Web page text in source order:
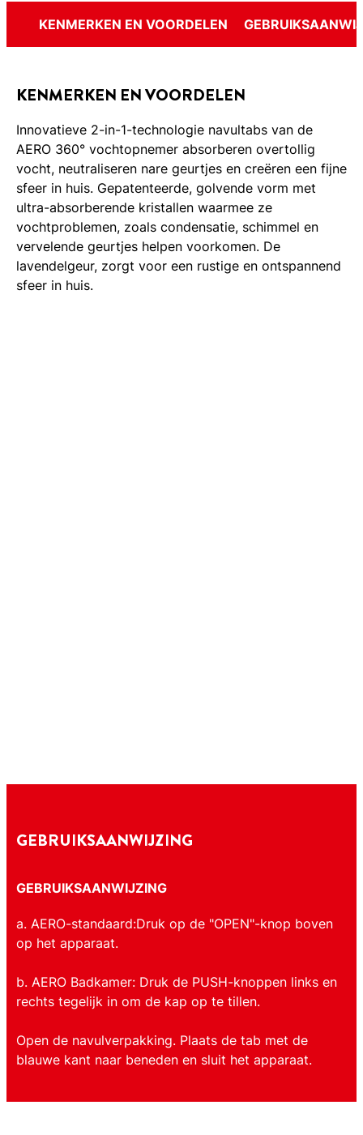
KENMERKEN EN VOORDELEN
KENMERKEN EN VOORDELEN
Innovatieve 2-in-1-technologie navultabs van de
AERO 360° vochtopnemer absorberen overtollig
vocht, neutraliseren nare geurtjes en creëren een fijne
sfeer in huis. Gepatenteerde, golvende vorm met
ultra-absorberende kristallen waarmee ze
vochtproblemen, zoals condensatie, schimmel en
vervelende geurtjes helpen voorkomen. De
lavendelgeur, zorgt voor een rustige en ontspannend
sfeer in huis.
GEBRUIKSAANWIJZING
GEBRUIKSAANWIJZING
a. AERO-standaard:Druk op de "OPEN"-knop boven
op het apparaat.
b. AERO Badkamer: Druk de PUSH-knoppen links en
rechts tegelijk in om de kap op te tillen.
Open de navulverpakking. Plaats de tab met de
blauwe kant naar beneden en sluit het apparaat.